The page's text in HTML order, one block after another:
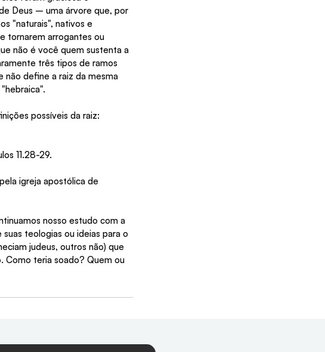
Deus – uma árvore que, por
"naturais", nativos e
tornarem arrogantes ou
não é você quem sustenta a
três tipos de ramos
define a raiz da mesma
possíveis da raiz:
11.28-29.
igreja apostólica de
nosso estudo com a
teologias ou ideias para o
judeus, outros não) que
Como teria soado? Quem ou